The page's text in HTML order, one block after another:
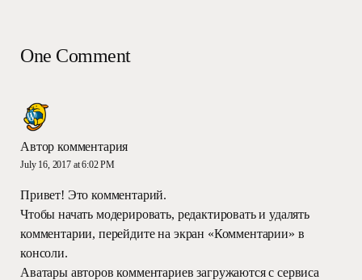
One Comment
Автор комментария
July 16, 2017 at 6:02 PM
Привет! Это комментарий.
Чтобы начать модерировать, редактировать и удалять
комментарии, перейдите на экран «Комментарии» в
консоли.
Аватары авторов комментариев загружаются с сервиса